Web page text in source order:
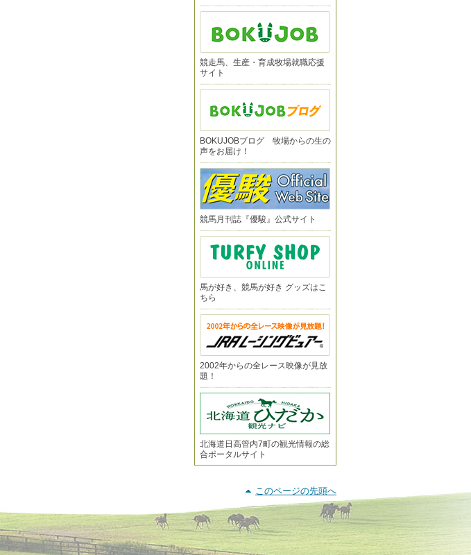
競走馬、生産・育成牧場就職応援
サイト
BOKUJOBブログ 牧場からの生の
声をお届け！
競馬月刊誌『優駿』公式サイト
馬が好き、競馬が好き グッズはこ
ちら
2002年からの全レース映像が見放
題！
北海道日高管内7町の観光情報の総
合ポータルサイト
このページの先頭へ